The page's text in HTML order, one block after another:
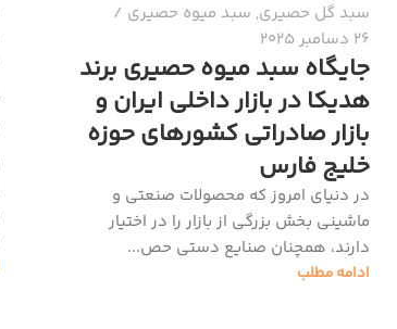
سبد گل حصیری, سبد میوه حصیری
26 دسامبر 2025
جایگاه سبد میوه حصیری برند
هدیکا در بازار داخلی ایران و
بازار صادراتی کشورهای حوزه
خلیج فارس
در دنیای امروز که محصولات صنعتی و
ماشینی بخش بزرگی از بازار را در اختیار
دارند، همچنان صنایع دستی حص...
ادامه مطلب